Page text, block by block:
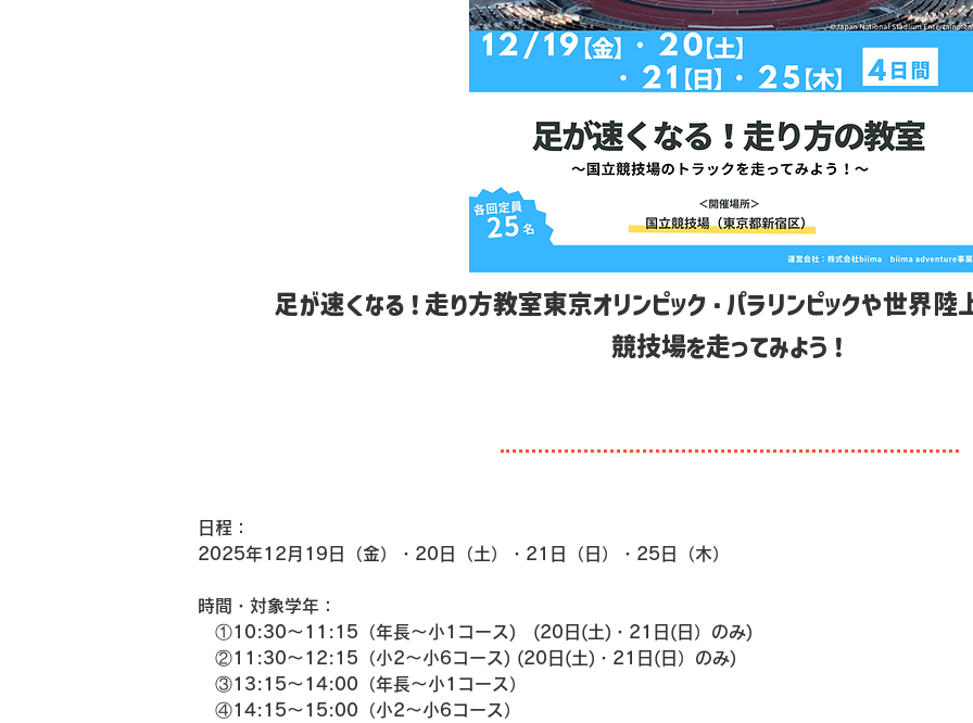
足が速くなる！走り方教室東京オリンピック・パラリンピックや世界
競技場を走ってみよう！
日程：
2025年12月19日（金）・20日（土）・21日（日）・25日（木）
時間・対象学年：
①10:30～11:15（年長～小1コース)　(20日(土)・21日(日）のみ)
②11:30～12:15（小2～小6コース) (20日(土)・21日(日）のみ)
③13:15～14:00（年長～小1コース）
④14:15～15:00（小2～小6コース）